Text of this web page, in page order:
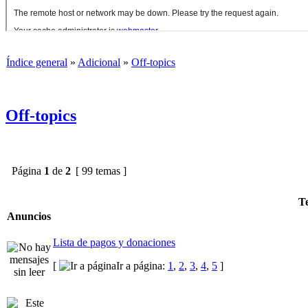
Índice general » Adicional » Off-topics
Off-topics
Página 1 de 2 [ 99 temas ]
Anuncios
Lista de pagos y donaciones
[
Ir a página: 1 , 2, 3, 4, 5 ]